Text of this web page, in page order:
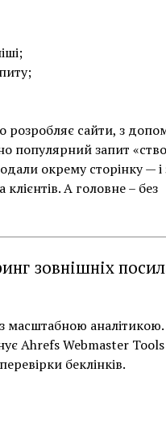
розробляє сайти, з
популярний запит
окрему сторінку — і
А головне – без
зовнішніх
масштабною
Ahrefs Webmaster
беклінків.